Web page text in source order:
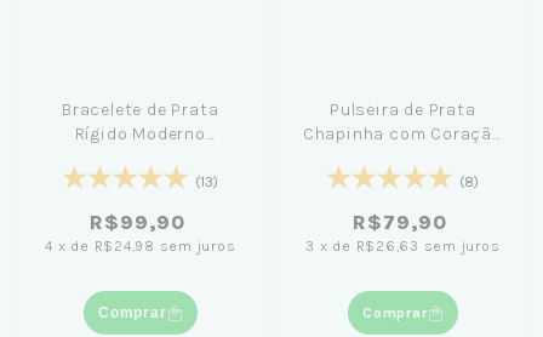
Bracelete de Prata
Rígido Moderno
18cm
(13)
R$99,90
4 x de R$24,98 sem juros
Comprar
Pulseira de Prata
Chapinha com Coração
(8)
R$79,90
3 x de R$26,63 sem juros
Comprar